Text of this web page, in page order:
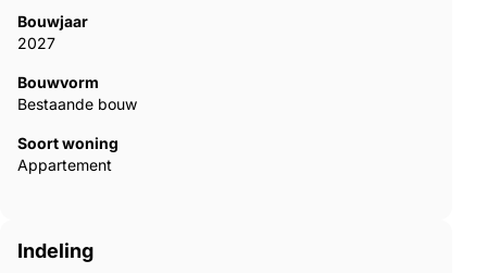
Bouwjaar
2027
Bouwvorm
Bestaande bouw
Soort woning
Appartement
Indeling